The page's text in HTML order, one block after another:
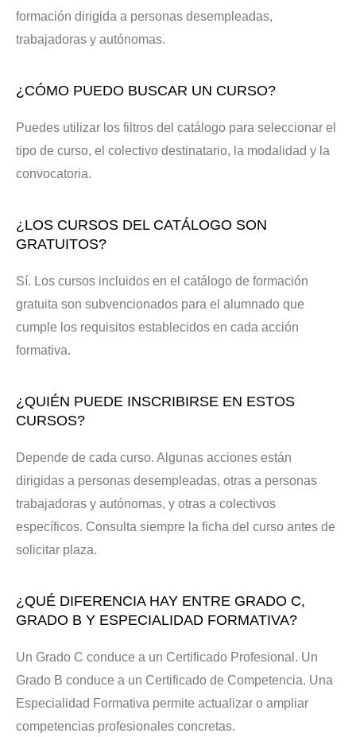
formación dirigida a personas desempleadas,
trabajadoras y autónomas.
¿CÓMO PUEDO BUSCAR UN CURSO?
Puedes utilizar los filtros del catálogo para seleccionar el
tipo de curso, el colectivo destinatario, la modalidad y la
convocatoria.
¿LOS CURSOS DEL CATÁLOGO SON
GRATUITOS?
Sí. Los cursos incluidos en el catálogo de formación
gratuita son subvencionados para el alumnado que
cumple los requisitos establecidos en cada acción
formativa.
¿QUIÉN PUEDE INSCRIBIRSE EN ESTOS
CURSOS?
Depende de cada curso. Algunas acciones están
dirigidas a personas desempleadas, otras a personas
trabajadoras y autónomas, y otras a colectivos
específicos. Consulta siempre la ficha del curso antes de
solicitar plaza.
¿QUÉ DIFERENCIA HAY ENTRE GRADO C,
GRADO B Y ESPECIALIDAD FORMATIVA?
Un Grado C conduce a un Certificado Profesional. Un
Grado B conduce a un Certificado de Competencia. Una
Especialidad Formativa permite actualizar o ampliar
competencias profesionales concretas.